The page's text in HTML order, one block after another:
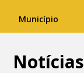
Município
Notícias